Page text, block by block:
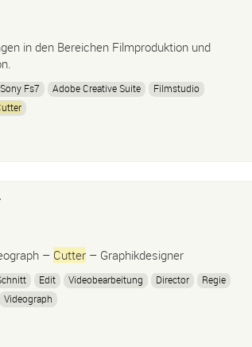
in den Bereichen Filmproduktion und
Sony Fs7 Adobe Creative Suite
Filmstudio
– Cutter – Graphikdesigner
Edit Videobearbeitung Director
Regie
Videograph